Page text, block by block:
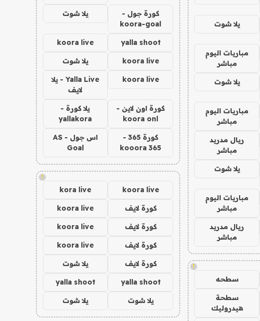
يلا شوت
مباريات اليوم
مباشر
يلا شوت
مباريات اليوم
مباشر
ريال مدريد
مباشر
يلا شوت
مباريات اليوم
مباشر
ريال مدريد
مباشر
!
سطحه
سطحة
هيدروليك
كورة جول -
koora-goal
يلا شوت
yalla shoot
koora live
koora live يلا شوت
koora live
Yalla Live - يلا
لايف
كورة اون لاين -
koora onl
يلا كورة -
yallakora
كورة 365 -
kooora 365
اس جول - AS
Goal
!
koora live
kora live
كورة لايف koora live
كورة لايف koora live
كورة لايف koora live
كورة لايف يلا شوت
yalla shoot
yalla shoot
يلا شوت يلا شوت